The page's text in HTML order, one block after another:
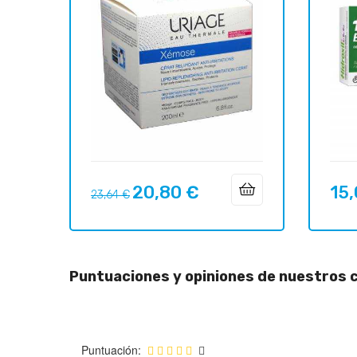
Precio
23,64 € Precio
20,80 €
Puntuaciones y opiniones de nuestros
Puntuación: